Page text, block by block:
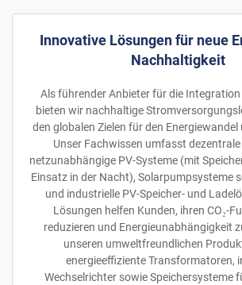
Innovative Lösungen für neue
Nachhaltigkeit
Als führender Anbieter für die Integration
bieten wir nachhaltige
den globalen Zielen für den
Unser Fachwissen umfasst dezentrale
netzunabhängige PV-Systeme (mit
Einsatz in der Nacht), Solarpumpsysteme
und industrielle PV-Speicher- und
Lösungen helfen Kunden, ihren CO₂-
reduzieren und Energieunabhängigkeit
unseren umweltfreundlichen
energieeffiziente Transformatoren,
Wechselrichter sowie Speichersysteme